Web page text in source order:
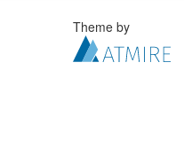
Theme by